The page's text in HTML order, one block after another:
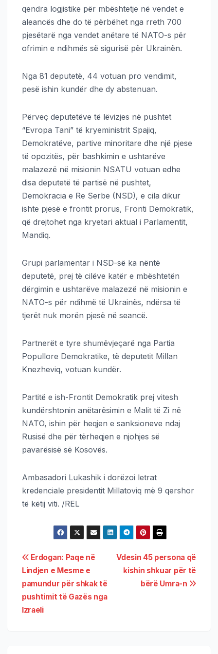
qendra logjistike për mbështetje në vendet e
aleancës dhe do të përbëhet nga rreth 700
pjesëtarë nga vendet anëtare të NATO-s për
ofrimin e ndihmës së sigurisë për Ukrainën.
Nga 81 deputetë, 44 votuan pro vendimit,
pesë ishin kundër dhe dy abstenuan.
Përveç deputetëve të lëvizjes në pushtet
“Evropa Tani” të kryeministrit Spajiq,
Demokratëve, partive minoritare dhe një pjese
të opozitës, për bashkimin e ushtarëve
malazezë në misionin NSATU votuan edhe
disa deputetë të partisë në pushtet,
Demokracia e Re Serbe (NSD), e cila dikur
ishte pjesë e frontit prorus, Fronti Demokratik,
që drejtohet nga kryetari aktual i Parlamentit,
Mandiq.
Grupi parlamentar i NSD-së ka nëntë
deputetë, prej të cilëve katër e mbështetën
dërgimin e ushtarëve malazezë në misionin e
NATO-s për ndihmë të Ukrainës, ndërsa të
tjerët nuk morën pjesë në seancë.
Partnerët e tyre shumëvjeçarë nga Partia
Popullore Demokratike, të deputetit Millan
Knezheviq, votuan kundër.
Partitë e ish-Frontit Demokratik prej vitesh
kundërshtonin anëtarësimin e Malit të Zi në
NATO, ishin për heqjen e sanksioneve ndaj
Rusisë dhe për tërheqjen e njohjes së
pavarësisë së Kosovës.
Ambasadori Lukashik i dorëzoi letrat
kredenciale presidentit Millatoviq më 9 qershor
të këtij viti. /REL
Vdesin 45 persona që
kishin shkuar për të
bërë Umra-n
Erdogan: Paqe në
Lindjen e Mesme e
pamundur për shkak të
pushtimit të Gazës nga
Izraeli